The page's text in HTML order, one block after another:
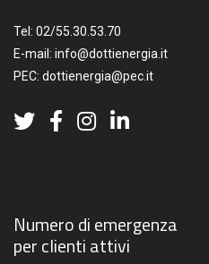
Tel: 02/55.30.53.70
E-mail: info@dottienergia.it
PEC: dottienergia@pec.it
Numero di emergenza
per clienti attivi